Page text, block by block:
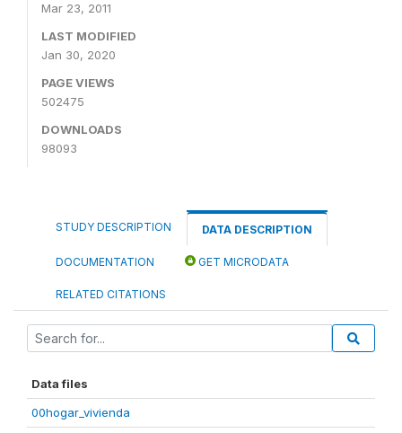
Mar 23, 2011
LAST MODIFIED
Jan 30, 2020
PAGE VIEWS
502475
DOWNLOADS
98093
STUDY DESCRIPTION DATA DESCRIPTION
DOCUMENTATION GET MICRODATA
RELATED CITATIONS
Data files
00hogar_vivienda